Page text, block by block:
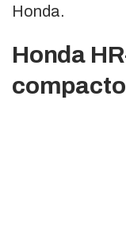
Honda.
Honda